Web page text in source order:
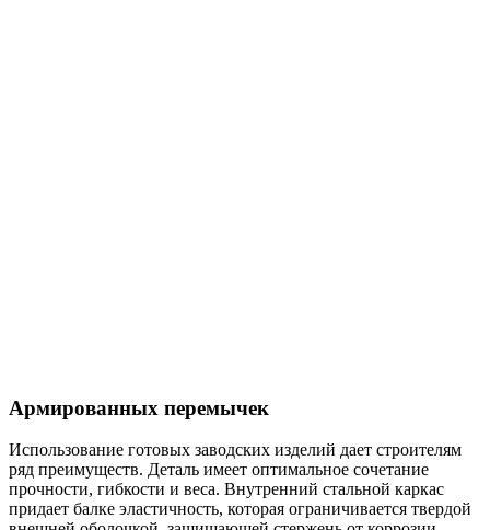
Армированных перемычек
Использование готовых заводских изделий дает строителям
ряд преимуществ. Деталь имеет оптимальное сочетание
прочности, гибкости и веса. Внутренний стальной каркас
придает балке эластичность, которая ограничивается твердой